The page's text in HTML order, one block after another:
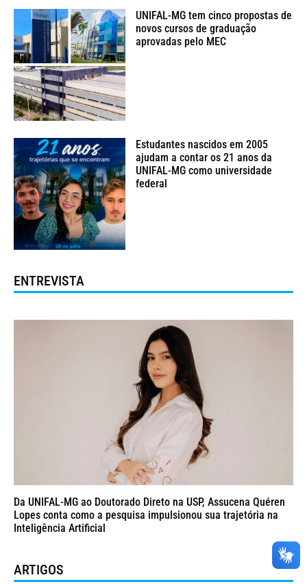
UNIFAL-MG tem cinco propostas de
novos cursos de graduação
aprovadas pelo MEC
Estudantes nascidos em 2005
ajudam a contar os 21 anos da
UNIFAL-MG como universidade
federal
ENTREVISTA
Da UNIFAL-MG ao Doutorado Direto na USP, Assucena Quéren
Lopes conta como a pesquisa impulsionou sua trajetória na
Inteligência Artificial
ARTIGOS